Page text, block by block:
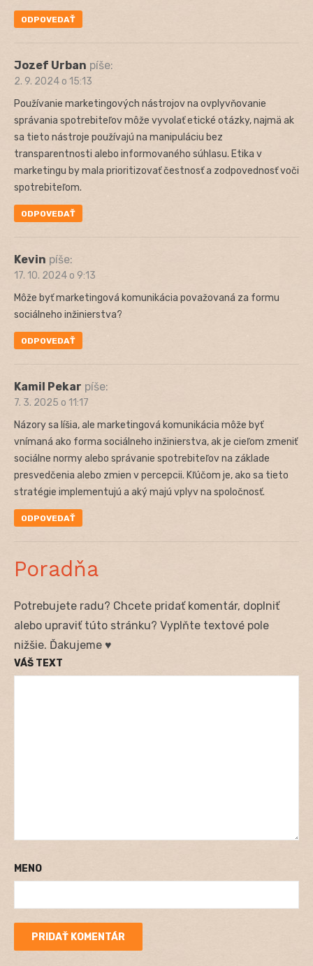
ODPOVEDAŤ
Jozef Urban píše:
2. 9. 2024 o 15:13
Používanie marketingových nástrojov na ovplyvňovanie
správania spotrebiteľov môže vyvolať etické otázky, najmä ak
sa tieto nástroje používajú na manipuláciu bez
transparentnosti alebo informovaného súhlasu. Etika v
marketingu by mala prioritizovať čestnosť a zodpovednosť voči
spotrebiteľom.
ODPOVEDAŤ
Kevin píše:
17. 10. 2024 o 9:13
Môže byť marketingová komunikácia považovaná za formu
sociálneho inžinierstva?
ODPOVEDAŤ
Kamil Pekar píše:
7. 3. 2025 o 11:17
Názory sa líšia, ale marketingová komunikácia môže byť
vnímaná ako forma sociálneho inžinierstva, ak je cieľom zmeniť
sociálne normy alebo správanie spotrebiteľov na základe
presvedčenia alebo zmien v percepcii. Kľúčom je, ako sa tieto
stratégie implementujú a aký majú vplyv na spoločnosť.
ODPOVEDAŤ
Poradňa
Potrebujete radu? Chcete pridať komentár, doplniť
alebo upraviť túto stránku? Vyplňte textové pole
nižšie. Ďakujeme ♥
VÁŠ TEXT
MENO